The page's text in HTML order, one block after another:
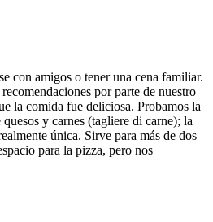
con amigos o tener una cena familiar.
por parte de nuestro
la comida fue deliciosa. Probamos la
y carnes (tagliere di carne); la
única. Sirve para más de dos
para la pizza, pero nos